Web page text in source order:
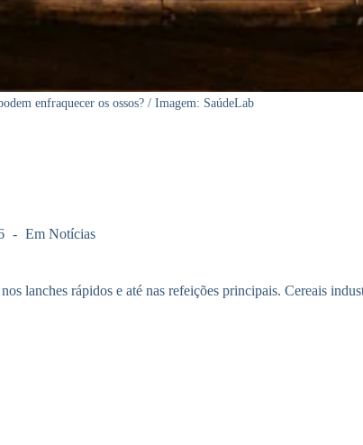
enfraquecer os ossos? / Imagem: SaúdeLab
Em Notícias
lanches rápidos e até nas refeições principais. Cereais